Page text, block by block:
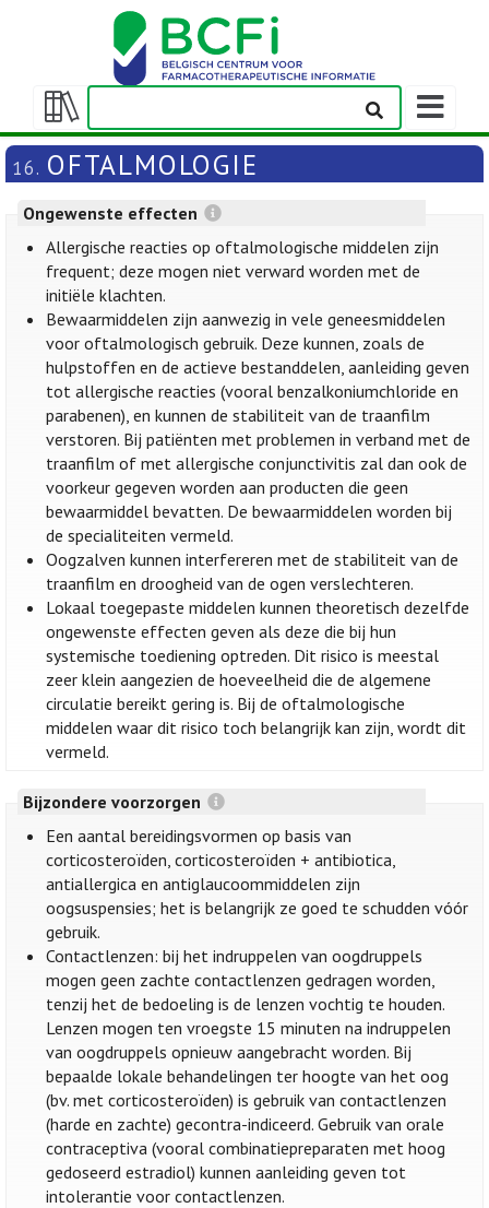
Weergeven/verbergen
inhoudstafel
16. OFTALMOLOGIE
Ongewenste effecten
Allergische reacties op oftalmologische middelen zijn
frequent; deze mogen niet verward worden met de
initiële klachten.
Bewaarmiddelen zijn aanwezig in vele geneesmiddelen
voor oftalmologisch gebruik. Deze kunnen, zoals de
hulpstoffen en de actieve bestanddelen, aanleiding geven
tot allergische reacties (vooral benzalkoniumchloride en
parabenen), en kunnen de stabiliteit van de traanfilm
verstoren. Bij patiënten met problemen in verband met de
traanfilm of met allergische conjunctivitis zal dan ook de
voorkeur gegeven worden aan producten die geen
bewaarmiddel bevatten. De bewaarmiddelen worden bij
de specialiteiten vermeld.
Oogzalven kunnen interfereren met de stabiliteit van de
traanfilm en droogheid van de ogen verslechteren.
Lokaal toegepaste middelen kunnen theoretisch dezelfde
ongewenste effecten geven als deze die bij hun
systemische toediening optreden. Dit risico is meestal
zeer klein aangezien de hoeveelheid die de algemene
circulatie bereikt gering is. Bij de oftalmologische
middelen waar dit risico toch belangrijk kan zijn, wordt dit
vermeld.
Bijzondere voorzorgen
Een aantal bereidingsvormen op basis van
corticosteroïden, corticosteroïden + antibiotica,
antiallergica en antiglaucoommiddelen zijn
oogsuspensies; het is belangrijk ze goed te schudden vóór
gebruik.
Contactlenzen: bij het indruppelen van oogdruppels
mogen geen zachte contactlenzen gedragen worden,
tenzij het de bedoeling is de lenzen vochtig te houden.
Lenzen mogen ten vroegste 15 minuten na indruppelen
van oogdruppels opnieuw aangebracht worden. Bij
bepaalde lokale behandelingen ter hoogte van het oog
(bv. met corticosteroïden) is gebruik van contactlenzen
(harde en zachte) gecontra-indiceerd. Gebruik van orale
contraceptiva (vooral combinatiepreparaten met hoog
gedoseerd estradiol) kunnen aanleiding geven tot
intolerantie voor contactlenzen.